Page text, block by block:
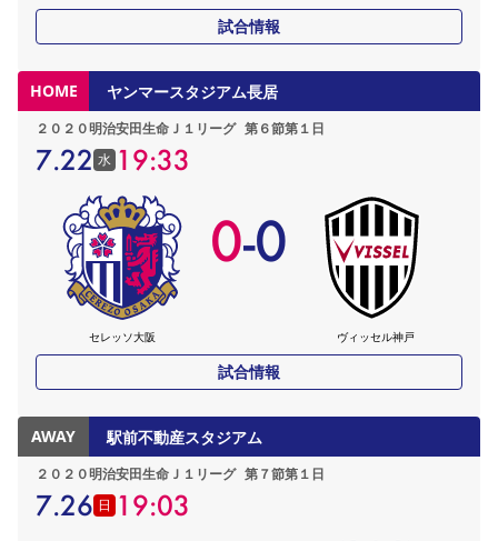
試合情報
HOME ヤンマースタジアム長居
２０２０明治安田生命Ｊ１リーグ 第６節第１日
7.22 水 19:33
セレッソ大阪
0-0
ヴィッセル神戸
試合情報
AWAY 駅前不動産スタジアム
２０２０明治安田生命Ｊ１リーグ 第７節第１日
7.26 日 19:03